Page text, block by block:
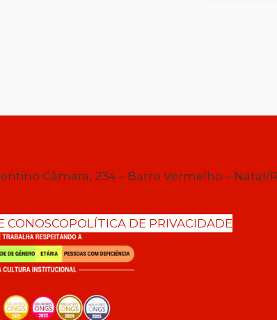
Câmara, 234 – Barro Vermelho – Natal/
CONOSCOPOLÍTICA DE PRIVACIDADE